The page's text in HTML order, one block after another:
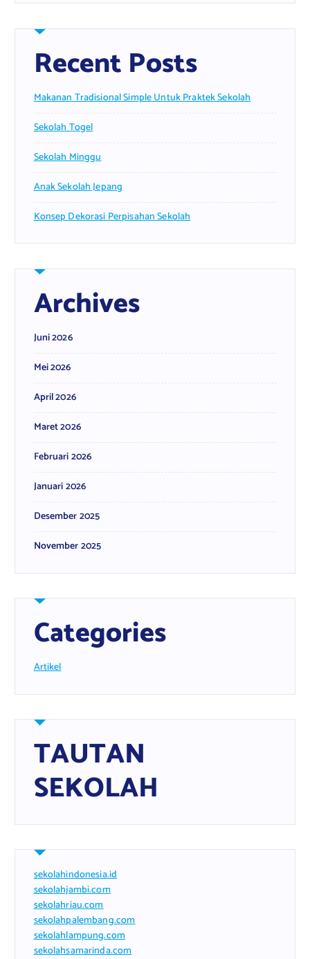
Recent Posts
Makanan Tradisional Simple Untuk Praktek Sekolah
Sekolah Togel
Sekolah Minggu
Anak Sekolah Jepang
Konsep Dekorasi Perpisahan Sekolah
Archives
Juni 2026
Mei 2026
April 2026
Maret 2026
Februari 2026
Januari 2026
Desember 2025
November 2025
Categories
Artikel
TAUTAN
SEKOLAH
sekolahindonesia.id
sekolahjambi.com
sekolahriau.com
sekolahpalembang.com
sekolahlampung.com
sekolahsamarinda.com